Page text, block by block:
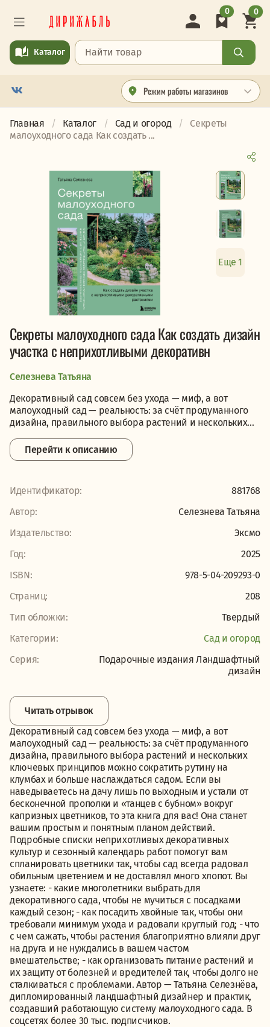
Режим работы магазинов
Каталог
0 0
Главная Каталог Сад и огород
Секреты
малоуходного сада Как создать ...
Еще 1
Секреты малоуходного сада Как создать дизайн
участка с неприхотливыми декоративн
Селезнева Татьяна
Декоративный сад совсем без ухода — миф, а вот
малоуходный сад — реальность: за счёт продуманного
дизайна, правильного выбора растений и нескольких...
Перейти к описанию
Идентификатор:
881768
Автор:
Селезнева Татьяна
Издательство:
Эксмо
Год:
2025
ISBN:
978-5-04-209293-0
Страниц:
208
Тип обложки:
Твердый
Категории:
Сад и огород
Серия:
Подарочные издания Ландшафтный
дизайн
Читать отрывок
Декоративный сад совсем без ухода — миф, а вот
малоуходный сад — реальность: за счёт продуманного
дизайна, правильного выбора растений и нескольких
ключевых принципов можно сократить рутину на
клумбах и больше наслаждаться садом. Если вы
наведываетесь на дачу лишь по выходным и устали от
бесконечной прополки и «танцев с бубном» вокруг
капризных цветников, то эта книга для вас! Она станет
вашим простым и понятным планом действий.
Подробные списки неприхотливых декоративных
культур и сезонный календарь работ помогут вам
спланировать цветники так, чтобы сад всегда радовал
обильным цветением и не доставлял много хлопот. Вы
узнаете: - какие многолетники выбрать для
декоративного сада, чтобы не мучиться с посадками
каждый сезон; - как посадить хвойные так, чтобы они
требовали минимум ухода и радовали круглый год; - что
с чем сажать, чтобы растения благоприятно влияли друг
на друга и не нуждались в вашем частом
вмешательстве; - как организовать питание растений и
их защиту от болезней и вредителей так, чтобы долго не
сталкиваться с проблемами. Автор — Татьяна Селезнёва,
дипломированный ландшафтный дизайнер и практик,
создавший работающую систему малоуходного сада. В
соцсетях более 30 тыс. подписчиков.